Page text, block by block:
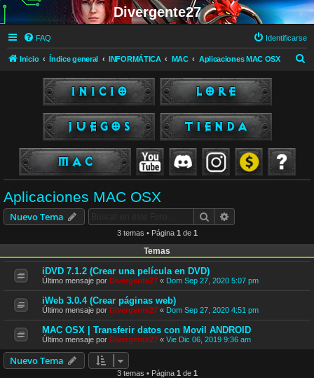
Divergente27
FAQ Identificarse
Inicio Índice general INFORMÁTICA MAC Aplicaciones MAC OSX
Aplicaciones MAC OSX
Nuevo Tema Buscar
3 temas • Página 1 de 1
Temas
iDVD 7.1.2 (Crear una película en DVD)
Último mensaje por Divergente27 « Dom Sep 27, 2020 5:07 pm
iWeb 3.0.4 (Crear páginas web)
Último mensaje por Divergente27 « Dom Sep 27, 2020 4:51 pm
MAC OSX | Transferir datos con Movil ANDROID
Último mensaje por Divergente27 « Vie Dic 06, 2019 9:36 am
Nuevo Tema
3 temas • Página 1 de 1